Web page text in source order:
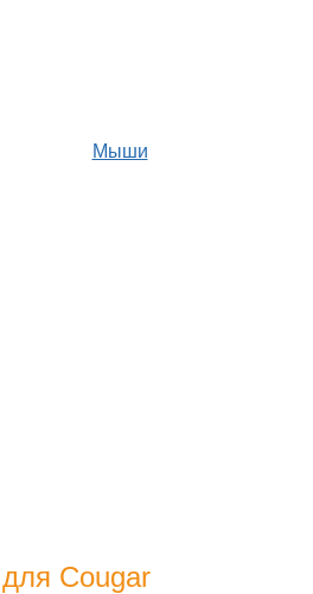
Мыши
Cougar